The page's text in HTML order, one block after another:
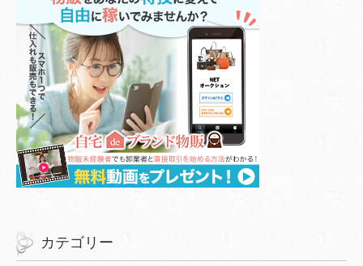
カテゴリー